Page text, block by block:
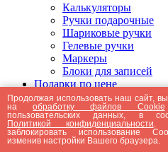
Калькуляторы
Ручки подарочные
Шариковые ручки
Гелевые ручки
Маркеры
Блоки для записей
Подарки по цене
Подарки от 5000
Подарки до 5000
Подарки до 3000
Подарки до 2000
Подарки до 1000
Продолжая использовать наш сайт,
наобработку файлов Cookie
пользовательских данных, в
Политикой конфиденциальности .
заблокировать использование
изменив настройки Вашего браузера.